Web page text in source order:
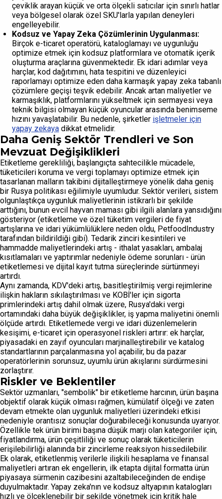
çeviklik arayan küçük ve orta ölçekli satıcılar için sınırlı hatlar
veya bölgesel olarak özel SKU'larla yapılan deneyleri
engelleyebilir.
Kodsuz ve Yapay Zeka Çözümlerinin Uygulanması:
Birçok e-ticaret operatörü, kataloglamayı ve uygunluğu
optimize etmek için kodsuz platformlara ve otomatik içerik
oluşturma araçlarına güvenmektedir. Ek idari adımlar veya
harçlar, kod dağıtımını, hata tespitini ve düzenleyici
raporlamayı optimize eden daha karmaşık yapay zeka tabanlı
çözümlere geçişi teşvik edebilir. Ancak artan maliyetler ve
karmaşıklık, platformlarını yükseltmek için sermayesi veya
teknik bilgisi olmayan küçük oyuncular arasında benimseme
hızını yavaşlatabilir. Bu nedenle, şirketler işletmeler için
yapay zekaya dikkat etmelidir.
Daha Geniş Sektör Trendleri ve Son
Mevzuat Değişiklikleri
Etiketleme gerekliliği, başlangıçta sahtecilikle mücadele,
tüketicileri koruma ve vergi toplamayı optimize etmek için
tasarlanan malların takibini dijitalleştirmeye yönelik daha geniş
bir Rusya politikası eğilimiyle uyumludur. Sektör verileri, sistem
olgunlaştıkça uygunluk maliyetlerinin istikrarlı bir şekilde
arttığını, bunun evcil hayvan maması gibi ilgili alanlara yansıdığını
gösteriyor (etiketleme ve özel tüketim vergileri de fiyat
artışlarına ve idari yükümlülüklere neden oldu, PetfoodIndustry
tarafından bildirildiği gibi). Tedarik zinciri kesintileri ve
hammadde maliyetlerindeki artış - ithalat yasakları, ambalaj
kısıtlamaları ve yaptırımlar nedeniyle ödeme sorunları - ürün
etiketlemesi ve dijital kayıt tutma süreçlerinde sürtünmeyi
artırdı.
Aynı zamanda, KDV'deki artış, basitleştirilmiş vergi rejimlerine
ilişkin hakların sıkılaştırılması ve KOBİ'ler için sigorta
primlerindeki artış dahil olmak üzere, Rusya'daki vergi
ortamındaki daha büyük değişiklikler, iş yapma maliyetini önemli
ölçüde artırdı. Etiketlemede vergi ve idari düzenlemelerin
kesişimi, e-ticaret için operasyonel riskleri artırır: ek harçlar,
piyasadaki en zayıf oyuncuları marjinalleştirebilir ve katalog
standartlarının parçalanmasına yol açabilir, bu da pazar
operatörlerinin sorunsuz, uyumlu ürün akışlarını sürdürmesini
zorlaştırır.
Riskler ve Beklentiler
Sektör uzmanları, "sembolik" bir etiketleme harcının, ürün başına
objektif olarak küçük olması rağmen, kümülatif ölçeği ve zaten
devam etmekte olan uygunluk maliyetleri üzerindeki etkisi
nedeniyle orantısız sonuçlar doğurabileceği konusunda uyarıyor.
Özellikle tek ürün birimi başına düşük marjı olan kategoriler için,
fiyatlandırma, ürün çeşitliliği ve sonuç olarak tüketicilerin
erişilebilirliği alanında bir zincirleme reaksiyon hissedilebilir.
Ek olarak, etiketlenmiş verilerle ilişkili hesaplama ve finansal
maliyetleri artıran ek engellerin, ilk etapta dijital formatta ürün
piyasaya sürmenin cazibesini azaltabileceğinden de endişe
duyulmaktadır. Yapay zeka'nın ve kodsuz altyapının katalogları
hızlı ve ölçeklenebilir bir şekilde yönetmek için kritik hale